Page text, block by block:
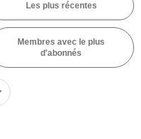
Les plus récentes
Membres avec le plus
d'abonnés